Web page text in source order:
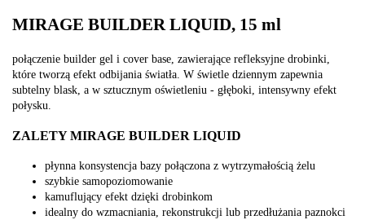
MIRAGE BUILDER LIQUID, 15 ml
połączenie builder gel i cover base, zawierające refleksyjne drobinki,
które tworzą efekt odbijania światła. W świetle dziennym zapewnia
subtelny blask, a w sztucznym oświetleniu - głęboki, intensywny efekt
połysku.
ZALETY MIRAGE BUILDER LIQUID
płynna konsystencja bazy połączona z wytrzymałością żelu
szybkie samopoziomowanie
kamuflujący efekt dzięki drobinkom
idealny do wzmacniania, rekonstrukcji lub przedłużania paznokci